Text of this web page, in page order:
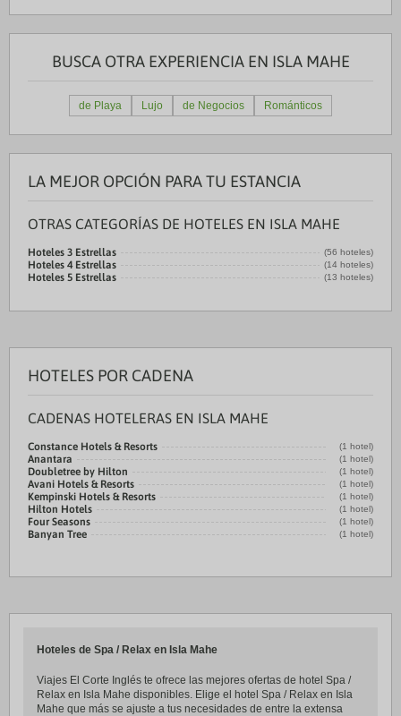
BUSCA OTRA EXPERIENCIA EN ISLA MAHE
de Playa Lujo de Negocios Románticos
LA MEJOR OPCIÓN PARA TU ESTANCIA
OTRAS CATEGORÍAS DE HOTELES EN ISLA MAHE
Hoteles 3 Estrellas (56 hoteles)
Hoteles 4 Estrellas (14 hoteles)
Hoteles 5 Estrellas (13 hoteles)
HOTELES POR CADENA
CADENAS HOTELERAS EN ISLA MAHE
Constance Hotels & Resorts (1 hotel)
Anantara (1 hotel)
Doubletree by Hilton (1 hotel)
Avani Hotels & Resorts (1 hotel)
Kempinski Hotels & Resorts (1 hotel)
Hilton Hotels (1 hotel)
Four Seasons (1 hotel)
Banyan Tree (1 hotel)
Hoteles de Spa / Relax en Isla Mahe
Viajes El Corte Inglés te ofrece las mejores ofertas de hotel Spa /
Relax en Isla Mahe disponibles. Elige el hotel Spa / Relax en Isla
Mahe que más se ajuste a tus necesidades de entre la extensa